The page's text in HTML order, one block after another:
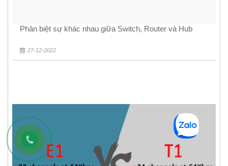
Phân biệt sự khác nhau giữa Switch, Router và Hub
27-12-2022